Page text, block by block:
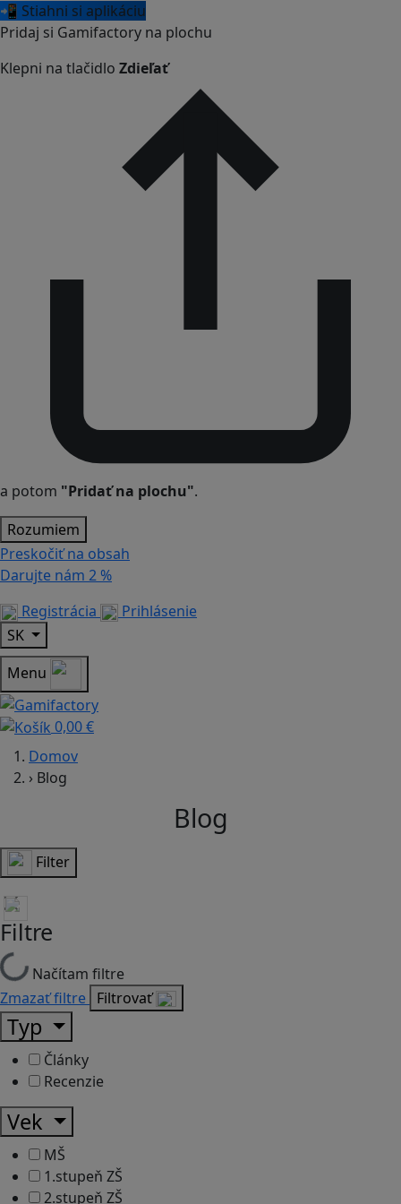
📲 Stiahni si aplikáciu
Pridaj si Gamifactory na plochu
Klepni na tlačidlo Zdieľať
a potom "Pridať na plochu".
Rozumiem
Preskočiť na obsah
Darujte nám 2 %
Registrácia
Prihlásenie
SK
Menu
0,00 €
Domov
› Blog
Blog
Filter
Filtre
Načítam filtre
Zmazať filtre Filtrovať
Typ
Články
Recenzie
Vek
MŠ
1.stupeň ZŠ
2.stupeň ZŠ